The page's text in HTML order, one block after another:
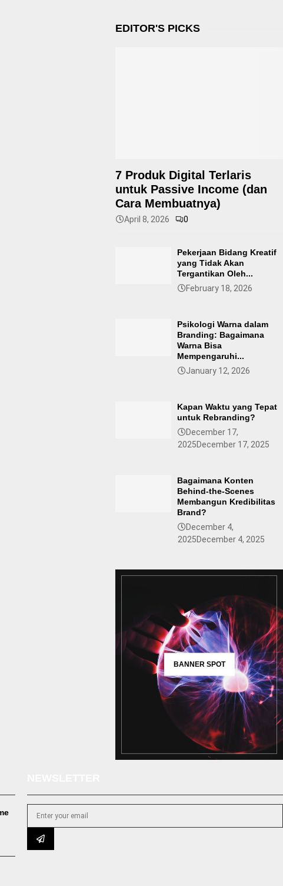
EDITOR'S PICKS
7 Produk Digital Terlaris
untuk Passive Income (dan
Cara Membuatnya)
April 8, 2026 0
Pekerjaan Bidang Kreatif
yang Tidak Akan
Tergantikan Oleh...
February 18, 2026
Psikologi Warna dalam
Branding: Bagaimana
Warna Bisa
Mempengaruhi...
January 12, 2026
Kapan Waktu yang Tepat
untuk Rebranding?
December 17,
2025December 17, 2025
Bagaimana Konten
Behind-the-Scenes
Membangun Kredibilitas
Brand?
December 4,
2025December 4, 2025
BANNER SPOT